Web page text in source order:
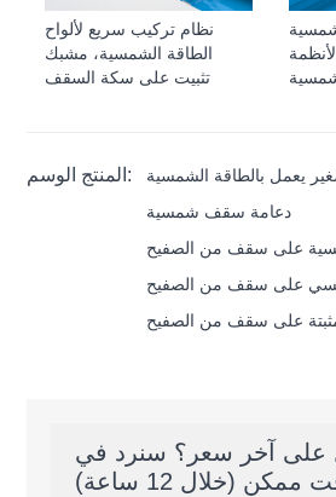
نظام تركيب سريع لألواح
الطاقة الشمسية، مشبك
تثبيت على سكة السقف
لأنظمة
المنتج الوسم:
يعمل بالطاقة الشمسية
دعامة سقف شمسية
على سقف من الصفيح
على سقف من الصفيح
على سقف من الصفيح
على آخر سعر؟ سنرد في
(خلال 12 ساعة)